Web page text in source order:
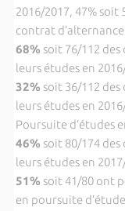
2016/2017, 47% soit
contrat d’alternance.
68% soit 76/112
leurs études en
32% soit 36/112
leurs études en
Poursuite d’études
46% soit 80/174
leurs études en
51% soit 41/80 ont
en poursuite